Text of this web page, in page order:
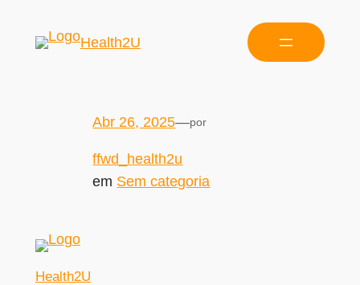
Health2U
Abr 26, 2025—por
ffwd_health2u
em Sem categoria
Health2U